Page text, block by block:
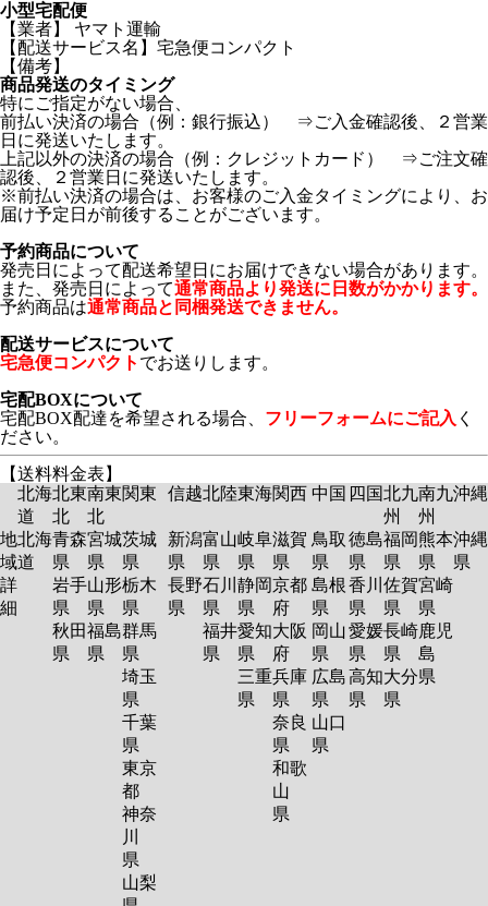
小型宅配便
【業者】 ヤマト運輸
【配送サービス名】宅急便コンパクト
【備考】
商品発送のタイミング
特にご指定がない場合、
前払い決済の場合（例：銀行振込） ⇒ご入金確認後、２営業
日に発送いたします。
上記以外の決済の場合（例：クレジットカード） ⇒ご注文確
認後、２営業日に発送いたします。
※前払い決済の場合は、お客様のご入金タイミングにより、お
届け予定日が前後することがございます。
予約商品について
発売日によって配送希望日にお届けできない場合があります。
また、発売日によって通常商品より発送に日数がかかります。
予約商品は通常商品と同梱発送できません。
配送サービスについて
宅急便コンパクト でお送りします。
宅配BOXについて
宅配BOX配達を希望される場合、 フリーフォームにご記入 く
ださい。
【送料料金表】
北海
道
北東
北
南東
北
関東 信越北陸東海関西 中国 四国北九
州
南九
州
沖縄
地
域
詳
細
北海
道
青森
県
岩手
県
秋田
県
宮城
県
山形
県
福島
県
茨城
県
栃木
県
群馬
県
埼玉
県
千葉
県
東京
都
神奈
川
県
山梨
新潟
県
長野
県
富山
県
石川
県
福井
県
岐阜
県
静岡
県
愛知
県
三重
県
滋賀
県
京都
府
大阪
府
兵庫
県
奈良
県
和歌
山
県
鳥取
県
島根
県
岡山
県
広島
県
山口
県
徳島
県
香川
県
愛媛
県
高知
県
福岡
県
佐賀
県
長崎
県
大分
県
熊本
県
宮崎
県
鹿児
島
県
沖縄
県